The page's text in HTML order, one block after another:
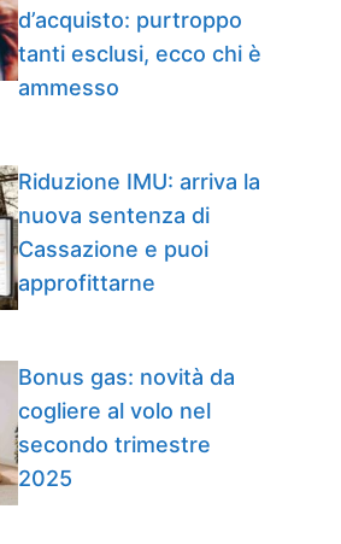
d’acquisto: purtroppo
tanti esclusi, ecco chi è
ammesso
Riduzione IMU: arriva la
nuova sentenza di
Cassazione e puoi
approfittarne
Bonus gas: novità da
cogliere al volo nel
secondo trimestre
2025